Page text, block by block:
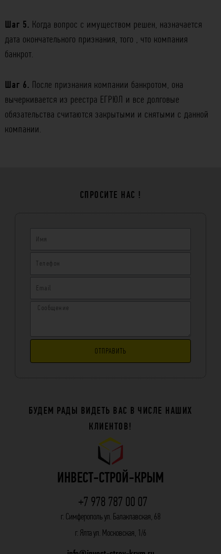
Шаг 5. Когда вопрос с имуществом решен, назначается
дата окончательного признания, того , что компания
банкрот.
Шаг 6. После признания компании банкротом, она
вычеркивается из реестра ЕГРЮЛ и все долговые
обязательства считаются закрытыми и снятыми с данной
компании.
СПРОСИТЕ НАС !
ОТПРАВИТЬ
БУДЕМ РАДЫ ВИДЕТЬ ВАС В ЧИСЛЕ НАШИХ
КЛИЕНТОВ!
ИНВЕСТ-СТРОЙ-КРЫМ
+7 978 787 00 07
г. Симферополь ул. Балаклавская, 68
г. Ялта ул. Московская, 1/6